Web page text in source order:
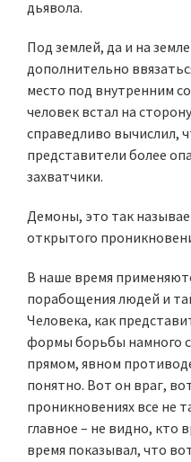
дьявола.
Под землей, да и на
дополнительно
место под внутренним
человек встал на
справедливо вычислил,
представители более
захватчики.
Демоны, это так
открытого
В наше время
порабощения людей и
Человека, как
формы борьбы намного
прямом, явном
понятно. Вот он враг,
проникновениях все не
главное – не видно, кто
время показывал, что